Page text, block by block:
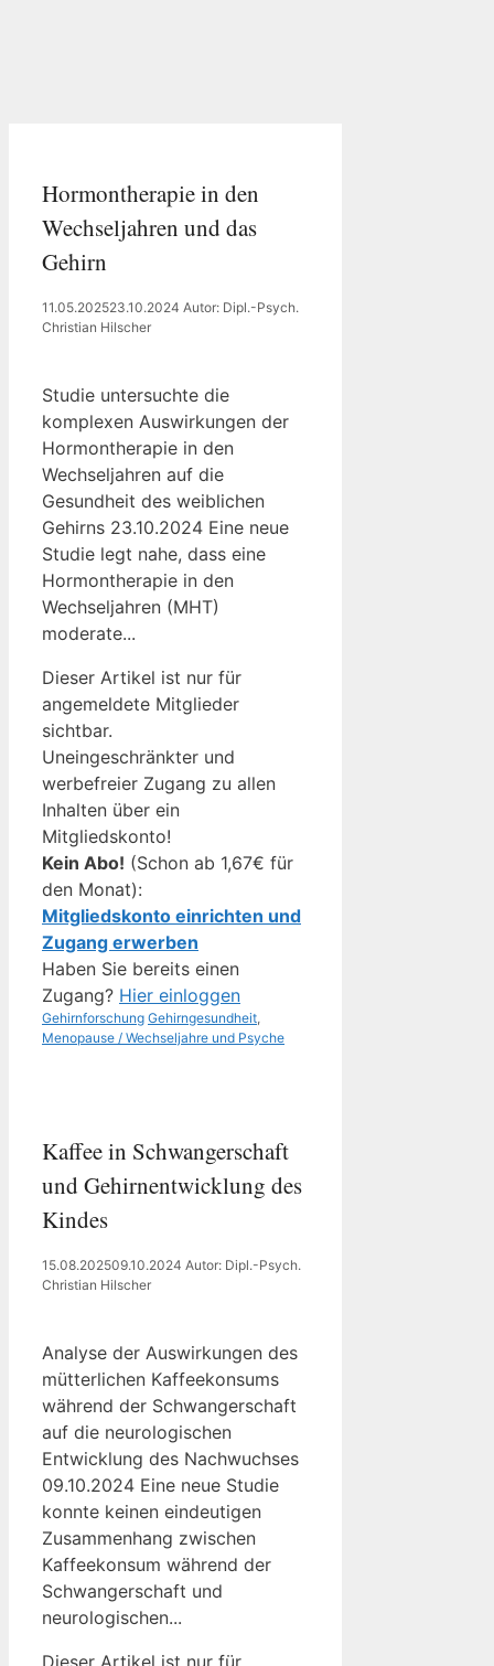
Hormontherapie in den
Wechseljahren und das
Gehirn
11.05.202523.10.2024 Autor: Dipl.-Psych.
Christian Hilscher
Studie untersuchte die
komplexen Auswirkungen der
Hormontherapie in den
Wechseljahren auf die
Gesundheit des weiblichen
Gehirns 23.10.2024 Eine neue
Studie legt nahe, dass eine
Hormontherapie in den
Wechseljahren (MHT)
moderate...
Dieser Artikel ist nur für
angemeldete Mitglieder
sichtbar.
Uneingeschränkter und
werbefreier Zugang zu allen
Inhalten über ein
Mitgliedskonto!
Kein Abo! (Schon ab 1,67€ für
den Monat):
Mitgliedskonto einrichten und
Zugang erwerben
Haben Sie bereits einen
Zugang? Hier einloggen
Kategorien
Gehirnforschung Schlagwörter
Gehirngesundheit,
Menopause / Wechseljahre und Psyche
Kaffee in Schwangerschaft
und Gehirnentwicklung des
Kindes
15.08.202509.10.2024 Autor: Dipl.-Psych.
Christian Hilscher
Analyse der Auswirkungen des
mütterlichen Kaffeekonsums
während der Schwangerschaft
auf die neurologischen
Entwicklung des Nachwuchses
09.10.2024 Eine neue Studie
konnte keinen eindeutigen
Zusammenhang zwischen
Kaffeekonsum während der
Schwangerschaft und
neurologischen...
Dieser Artikel ist nur für